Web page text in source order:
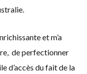
et m’a
de perfectionner
d’accès du fait de la